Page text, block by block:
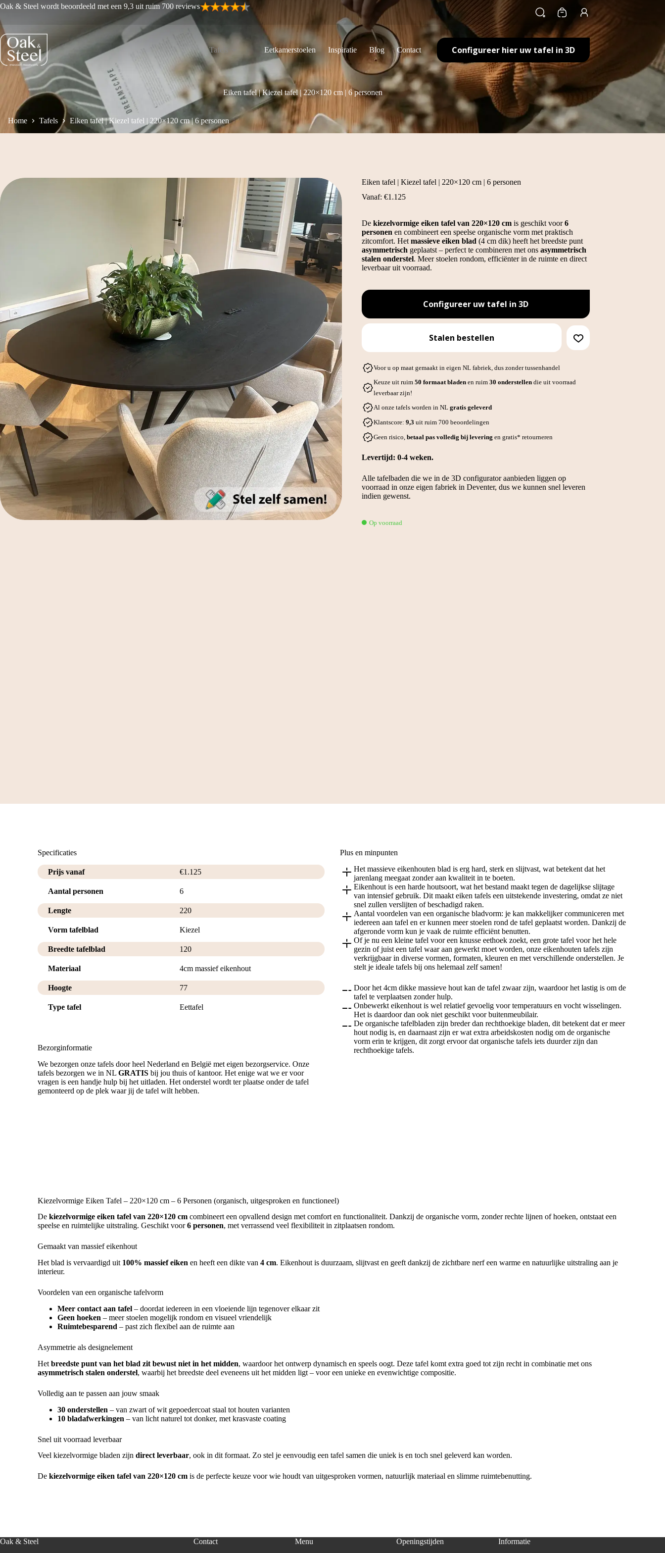
Ga
de
inhoud
Oak & Steel wordt beoordeeld met een 9,3 uit ruim 700 reviews
Winkelwagen
Tafels Eetkamerstoelen Inspiratie Blog Contact Configureer hier uw tafel in 3D
Eiken tafel | Kiezel tafel | 220×120 cm | 6 personen
Home Tafels Eiken tafel | Kiezel tafel | 220×120 cm | 6 personen
Eiken tafel | Kiezel tafel | 220×120 cm | 6 personen
Vanaf:€1.125
Dekiezelvormige eiken tafel van 220×120 cm is geschikt voor6
personen en combineert een speelse organische vorm met praktisch
zitcomfort. Hetmassieve eiken blad (4 cm dik) heeft het breedste punt
asymmetrisch geplaatst – perfect te combineren met onsasymmetrisch
stalen onderstel. Meer stoelen rondom, efficiënter in de ruimte en direct
leverbaar uit voorraad.
Configureer uw tafel in 3D
Stalen bestellen
Voor u op maat gemaakt in eigen NL fabriek, dus zonder tussenhandel
Keuze uit ruim 50 formaat bladen en ruim30 onderstellen die uit voorraad
leverbaar zijn!
Al onze tafels worden in NLgratis geleverd
Klantscore: 9,3uit ruim 700 beoordelingen
Geen risico,betaal pas volledig bij levering en gratis* retourneren
Levertijd: 0-4 weken.
Alle tafelbaden die we in de 3D configurator aanbieden liggen op
voorraad in onze eigen fabriek in Deventer, dus we kunnen snel leveren
indien gewenst.
Op voorraad
Specificaties
Prijs vanaf €1.125
Aantal personen 6
Lengte 220
Vorm tafelblad Kiezel
Breedte tafelblad 120
Materiaal 4cm massief eikenhout
Hoogte 77
Type tafel Eettafel
Bezorginformatie
We bezorgen onze tafels door heel Nederland en België met eigen bezorgservice. Onze
tafels bezorgen we in NL GRATIS bij jou thuis of kantoor. Het enige wat we er voor
vragen is een handje hulp bij het uitladen. Het onderstel wordt ter plaatse onder de tafel
gemonteerd op de plek waar jij de tafel wilt hebben.
Plus en minpunten
Het massieve eikenhouten blad is erg hard, sterk en slijtvast, wat betekent dat het
jarenlang meegaat zonder aan kwaliteit in te boeten.
Eikenhout is een harde houtsoort, wat het bestand maakt tegen de dagelijkse slijtage
van intensief gebruik. Dit maakt eiken tafels een uitstekende investering, omdat ze niet
snel zullen verslijten of beschadigd raken.
Aantal voordelen van een organische bladvorm: je kan makkelijker communiceren met
iedereen aan tafel en er kunnen meer stoelen rond de tafel geplaatst worden. Dankzij de
afgeronde vorm kun je vaak de ruimte efficiënt benutten.
Of je nu een kleine tafel voor een knusse eethoek zoekt, een grote tafel voor het hele
gezin of juist een tafel waar aan gewerkt moet worden, onze eikenhouten tafels zijn
verkrijgbaar in diverse vormen, formaten, kleuren en met verschillende onderstellen. Je
stelt je ideale tafels bij ons helemaal zelf samen!
Door het 4cm dikke massieve hout kan de tafel zwaar zijn, waardoor het lastig is om de
tafel te verplaatsen zonder hulp.
Onbewerkt eikenhout is wel relatief gevoelig voor temperatuurs en vocht wisselingen.
Het is daardoor dan ook niet geschikt voor buitenmeubilair.
De organische tafelbladen zijn breder dan rechthoekige bladen, dit betekent dat er meer
hout nodig is, en daarnaast zijn er wat extra arbeidskosten nodig om de organische
vorm erin te krijgen, dit zorgt ervoor dat organische tafels iets duurder zijn dan
rechthoekige tafels.
Kiezelvormige Eiken Tafel – 220×120 cm – 6 Personen (organisch, uitgesproken en functioneel)
De kiezelvormige eiken tafel van 220×120 cm combineert een opvallend design met comfort en functionaliteit. Dankzij de organische vorm, zonder rechte lijnen of hoeken, ontstaat een
speelse en ruimtelijke uitstraling. Geschikt voor6 personen, met verrassend veel flexibiliteit in zitplaatsen rondom.
Gemaakt van massief eikenhout
Het blad is vervaardigd uit 100% massief eiken en heeft een dikte van 4 cm. Eikenhout is duurzaam, slijtvast en geeft dankzij de zichtbare nerf een warme en natuurlijke uitstraling aan je
interieur.
Voordelen van een organische tafelvorm
Meer contact aan tafel – doordat iedereen in een vloeiende lijn tegenover elkaar zit
Geen hoeken – meer stoelen mogelijk rondom en visueel vriendelijk
Ruimtebesparend – past zich flexibel aan de ruimte aan
Asymmetrie als designelement
Het breedste punt van het blad zit bewust niet in het midden, waardoor het ontwerp dynamisch en speels oogt. Deze tafel komt extra goed tot zijn recht in combinatie met ons
asymmetrisch stalen onderstel, waarbij het breedste deel eveneens uit het midden ligt – voor een unieke en evenwichtige compositie.
Volledig aan te passen aan jouw smaak
30 onderstellen – van zwart of wit gepoedercoat staal tot houten varianten
10 bladafwerkingen – van licht naturel tot donker, met krasvaste coating
Snel uit voorraad leverbaar
Veel kiezelvormige bladen zijn direct leverbaar, ook in dit formaat. Zo stel je eenvoudig een tafel samen die uniek is en toch snel geleverd kan worden.
De kiezelvormige eiken tafel van 220×120 cm is de perfecte keuze voor wie houdt van uitgesproken vormen, natuurlijk materiaal en slimme ruimtebenutting.
Oak & Steel Contact Menu Openingstijden Informatie